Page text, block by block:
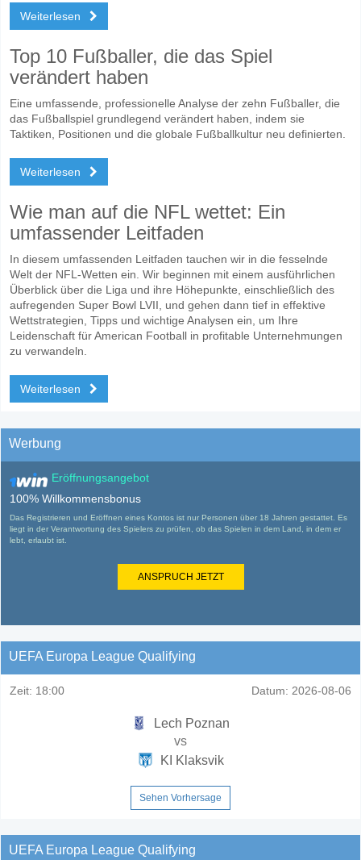
Weiterlesen
Top 10 Fußballer, die das Spiel
verändert haben
Eine umfassende, professionelle Analyse der zehn Fußballer, die
das Fußballspiel grundlegend verändert haben, indem sie
Taktiken, Positionen und die globale Fußballkultur neu definierten.
Weiterlesen
Wie man auf die NFL wettet: Ein
umfassender Leitfaden
In diesem umfassenden Leitfaden tauchen wir in die fesselnde
Welt der NFL-Wetten ein. Wir beginnen mit einem ausführlichen
Überblick über die Liga und ihre Höhepunkte, einschließlich des
aufregenden Super Bowl LVII, und gehen dann tief in effektive
Wettstrategien, Tipps und wichtige Analysen ein, um Ihre
Leidenschaft für American Football in profitable Unternehmungen
zu verwandeln.
Weiterlesen
Werbung
Eröffnungsangebot
100% Willkommensbonus
Das Registrieren und Eröffnen eines Kontos ist nur Personen über 18 Jahren gestattet. Es
liegt in der Verantwortung des Spielers zu prüfen, ob das Spielen in dem Land, in dem er
lebt, erlaubt ist.
ANSPRUCH JETZT
UEFA Europa League Qualifying
Zeit: 18:00 Datum: 2026-08-06
Lech Poznan
vs
KI Klaksvik
Sehen Vorhersage
UEFA Europa League Qualifying